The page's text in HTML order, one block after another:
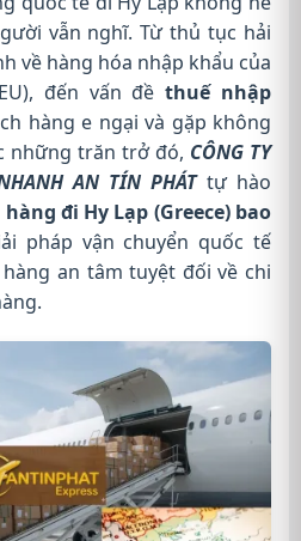
vẫn nghĩ. Từ thủ tục hải
về hàng hóa nhập khẩu của
đến vấn đềthuế nhập
hàng e ngại và gặp không
những trăn trở đó, CÔNG TY
AN TÍN PHÁTtự hào
đi Hy Lạp (Greece) bao
pháp vận chuyển quốc tế
an tâm tuyệt đối về chi